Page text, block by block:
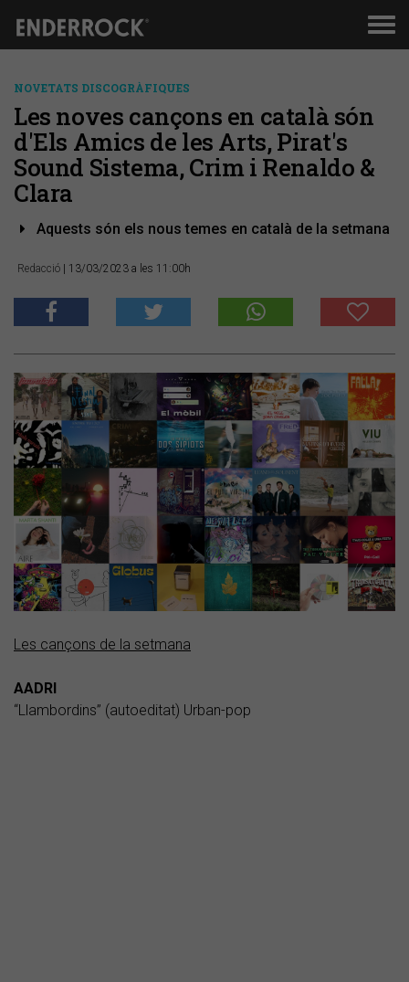
NOVETATS DISCOGRÀFIQUES
Les noves cançons en català són
d'Els Amics de les Arts, Pirat's
Sound Sistema, Crim i Renaldo &
Clara
Aquests són els nous temes en català de la setmana
Redacció | 13/03/2023 a les 11:00h
Les cançons de la setmana
AADRI
“Llambordins” (autoeditat) Urban-pop